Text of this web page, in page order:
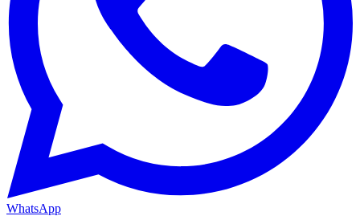
WhatsApp